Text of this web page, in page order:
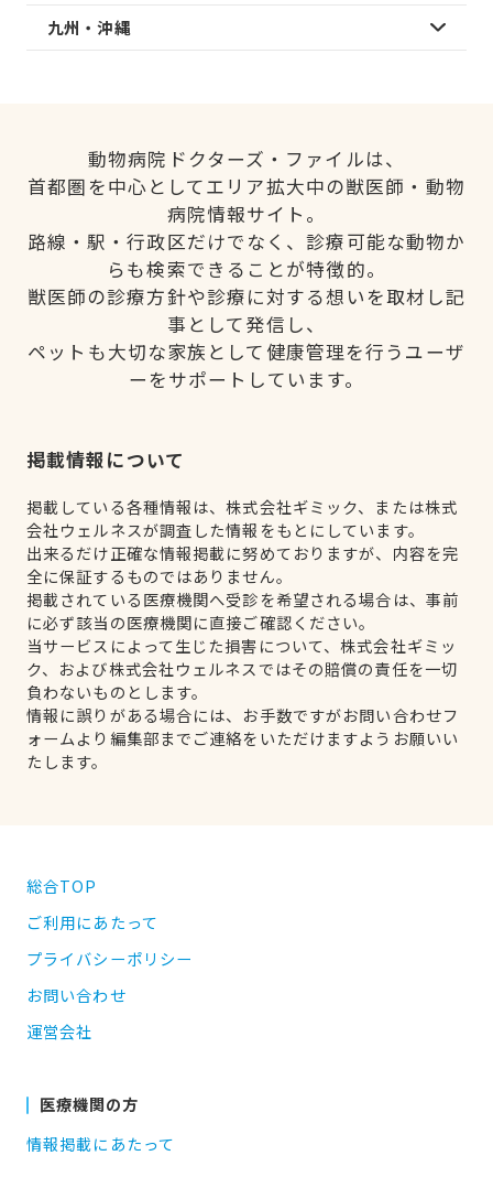
九州・沖縄
動物病院ドクターズ・ファイルは、
首都圏を中心としてエリア拡大中の獣医師・動物
病院情報サイト。
路線・駅・行政区だけでなく、診療可能な動物か
らも検索できることが特徴的。
獣医師の診療方針や診療に対する想いを取材し記
事として発信し、
ペットも大切な家族として健康管理を行うユーザ
ーをサポートしています。
掲載情報について
掲載している各種情報は、株式会社ギミック、または株式
会社ウェルネスが調査した情報をもとにしています。
出来るだけ正確な情報掲載に努めておりますが、内容を完
全に保証するものではありません。
掲載されている医療機関へ受診を希望される場合は、事前
に必ず該当の医療機関に直接ご確認ください。
当サービスによって生じた損害について、株式会社ギミッ
ク、および株式会社ウェルネスではその賠償の責任を一切
負わないものとします。
情報に誤りがある場合には、お手数ですがお問い合わせフ
ォームより編集部までご連絡をいただけますようお願いい
たします。
総合TOP
ご利用にあたって
プライバシーポリシー
お問い合わせ
運営会社
医療機関の方
情報掲載にあたって